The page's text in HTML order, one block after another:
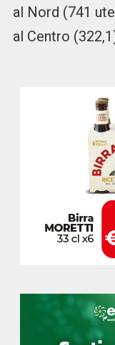
al Nord (741
al Centro